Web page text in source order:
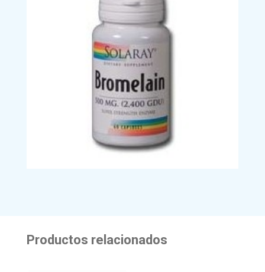
Productos relacionados